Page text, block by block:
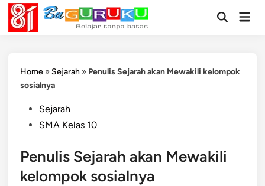
Skip
content
OpenMain
Home » Sejarah » Penulis Sejarah akan Mewakili kelompok
sosialnya
PostedSejarah
SMA Kelas 10
Penulis Sejarah akan Mewakili
kelompok sosialnya